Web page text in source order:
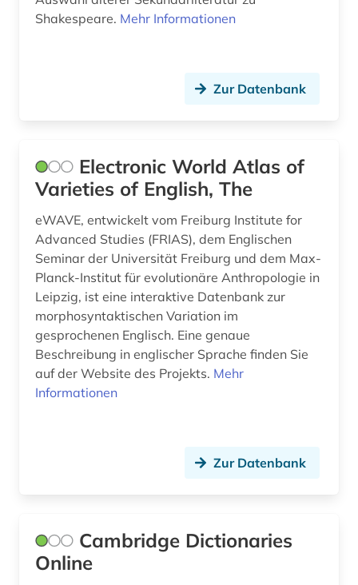
katalog (1)
kodikologie (1)
komponist (1)
koreanisch (3)
korpus (4)
korpus (8)
korpus &lt;linguistik&gt; (1)
kriminalliteratur (1)
kulturtheorie (1)
Shakespeare. Mehr Informationen
Zur Datenbank
Electronic World Atlas of
Varieties of English, The
eWAVE, entwickelt vom Freiburg Institute for
Advanced Studies (FRIAS), dem Englischen
Seminar der Universität Freiburg und dem Max-
Planck-Institut für evolutionäre Anthropologie in
Leipzig, ist eine interaktive Datenbank zur
morphosyntaktischen Variation im
gesprochenen Englisch. Eine genaue
Beschreibung in englischer Sprache finden Sie
auf der Website des Projekts. Mehr
Informationen
Zur Datenbank
Cambridge Dictionaries
Online